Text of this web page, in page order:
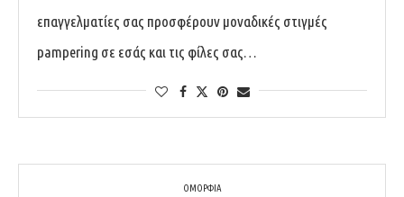
επαγγελματίες σας προσφέρουν μοναδικές στιγμές
pampering σε εσάς και τις φίλες σας…
ΟΜΟΡΦΙΑ